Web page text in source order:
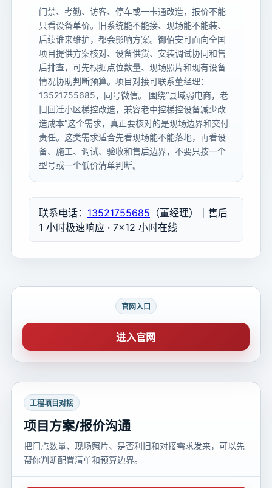
门禁、考勤、访客、停车或一卡通改造，报价不能
只看设备单价。旧系统能不能接、现场能不能装、
后续谁来维护，都会影响方案。御佰安可面向全国
项目提供方案核对、设备供货、安装调试协同和售
后排查，可先根据点位数量、现场照片和现有设备
情况协助判断预算。项目对接可联系董经理：
13521755685，同号微信。 围绕“县域弱电商，老
旧回迁小区梯控改造，兼容老中控梯控设备减少改
造成本”这个需求，真正要核对的是现场边界和交付
责任。这类需求适合先看现场能不能落地，再看设
备、施工、调试、验收和售后边界，不要只按一个
型号或一个低价清单判断。
联系电话： 13521755685 （董经理）｜售后
1 小时极速响应 · 7×12 小时在线
官网入口
进入官网
工程项目对接
项目方案/报价沟通
把门点数量、现场照片、是否利旧和对接需求发来，可以先
帮你判断配置清单和预算边界。